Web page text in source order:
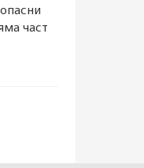
част